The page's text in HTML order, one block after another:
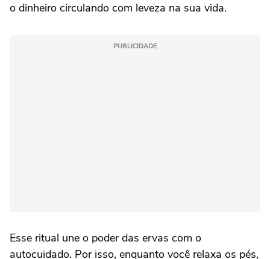
o dinheiro circulando com leveza na sua vida.
PUBLICIDADE
Esse ritual une o poder das ervas com o
autocuidado. Por isso, enquanto você relaxa os pés,